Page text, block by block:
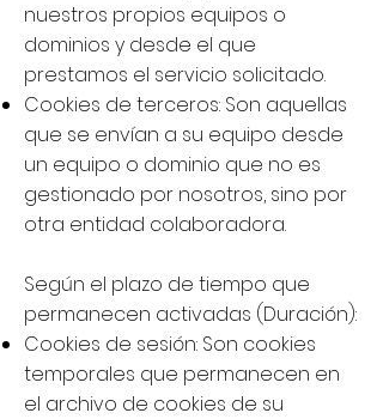
nuestros propios equipos o
dominios y desde el que
prestamos el servicio solicitado.
Cookies de terceros: Son aquellas
que se envían a su equipo desde
un equipo o dominio que no es
gestionado por nosotros, sino por
otra entidad colaboradora.
Según el plazo de tiempo que
permanecen activadas (Duración):
Cookies de sesión: Son cookies
temporales que permanecen en
el archivo de cookies de su